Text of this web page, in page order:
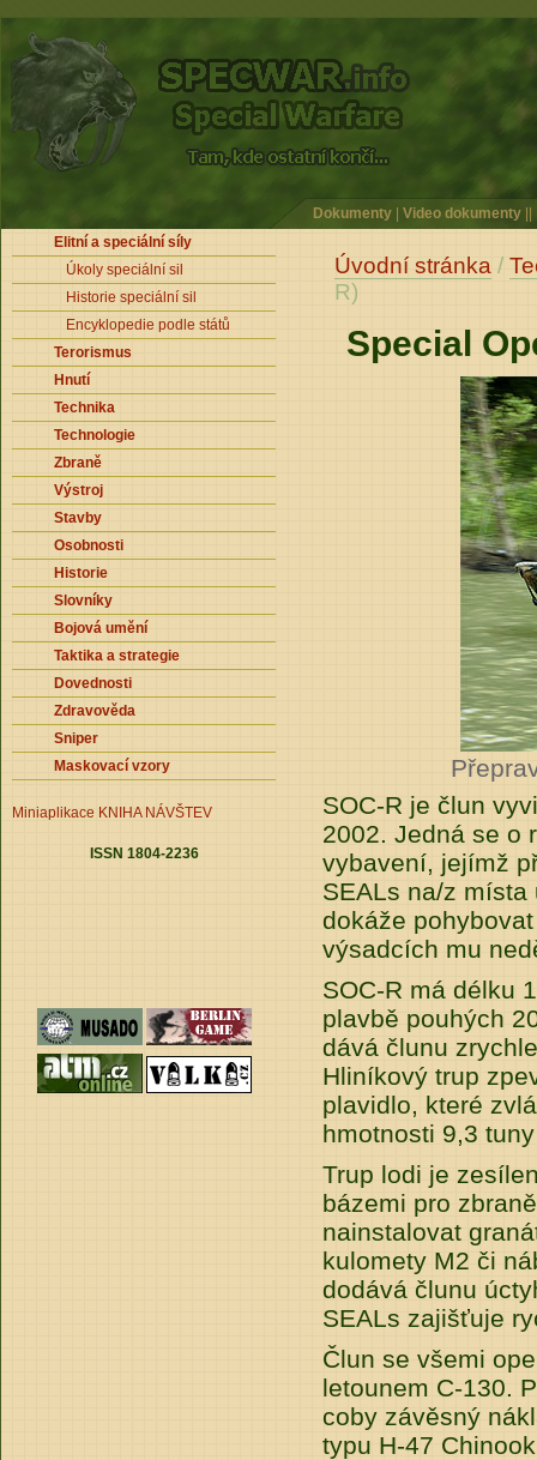
Dokumenty Video dokumenty
Elitní a speciální síly
Úkoly speciální sil
Historie speciální sil
Encyklopedie podle států
Terorismus
Hnutí
Technika
Technologie
Zbraně
Výstroj
Stavby
Osobnosti
Historie
Slovníky
Bojová umění
Taktika a strategie
Dovednosti
Zdravověda
Sniper
Maskovací vzory
Miniaplikace
ISSN 1804-2236
KNIHA NÁVŠTEV
Úvodní stránka /
R)
Special
SOC-R je člun
2002. Jedná se o
vybavení, jejímž
SEALs na/z
dokáže
výsadcích mu
SOC-R má délku
plavbě pouhých
dává člunu
Hliníkový trup
plavidlo, které
hmotnosti 9,3
Trup lodi je
bázemi pro
nainstalovat
kulomety M2 či
dodává člunu
SEALs zajišťuje
Člun se všemi
letounem C-130.
coby závěsný
typu H-47